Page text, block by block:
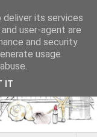
its services
user-agent are
and security
usage
IT